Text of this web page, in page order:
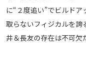
に“２度追い”でビルド
取らないフィジカルを誇
井＆長友の存在は不可欠